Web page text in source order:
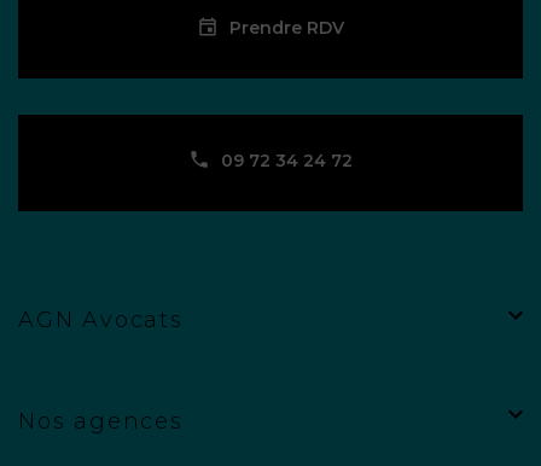
Prendre RDV
09 72 34 24 72
AGN Avocats
Nos agences